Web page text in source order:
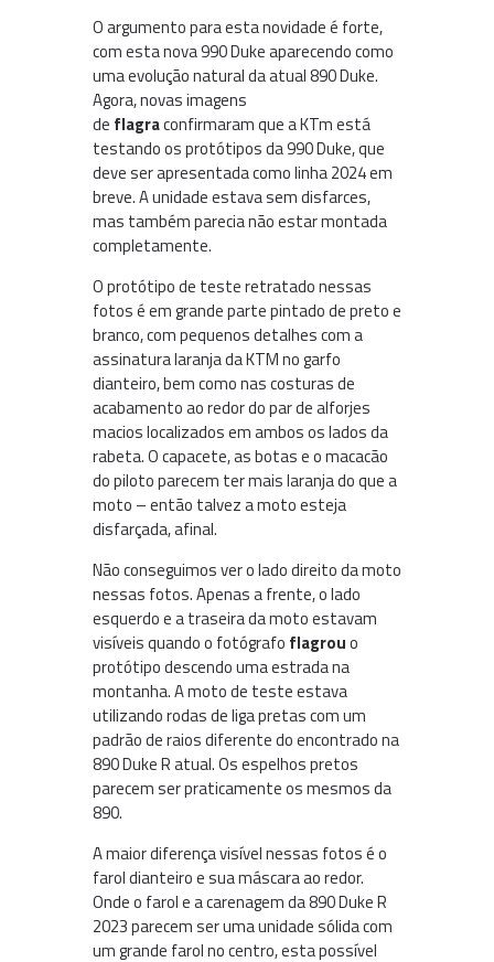
O argumento para esta novidade é forte,
com esta nova 990 Duke aparecendo como
uma evolução natural da atual 890 Duke.
Agora, novas imagens
de flagraconfirmaram que a KTm está
testando os protótipos da 990 Duke, que
deve ser apresentada como linha 2024 em
breve. A unidade estava sem disfarces,
mas também parecia não estar montada
completamente.
O protótipo de teste retratado nessas
fotos é em grande parte pintado de preto e
branco, com pequenos detalhes com a
assinatura laranja da KTM no garfo
dianteiro, bem como nas costuras de
acabamento ao redor do par de alforjes
macios localizados em ambos os lados da
rabeta. O capacete, as botas e o macacão
do piloto parecem ter mais laranja do que a
moto – então talvez a moto esteja
disfarçada, afinal.
Não conseguimos ver o lado direito da moto
nessas fotos. Apenas a frente, o lado
esquerdo e a traseira da moto estavam
visíveis quando o fotógrafo flagrouo
protótipo descendo uma estrada na
montanha. A moto de teste estava
utilizando rodas de liga pretas com um
padrão de raios diferente do encontrado na
890 Duke R atual. Os espelhos pretos
parecem ser praticamente os mesmos da
890.
A maior diferença visível nessas fotos é o
farol dianteiro e sua máscara ao redor.
Onde o farol e a carenagem da 890 Duke R
2023 parecem ser uma unidade sólida com
um grande farol no centro, esta possível